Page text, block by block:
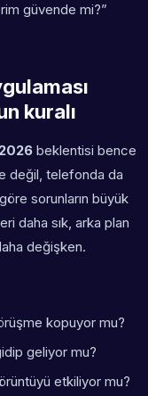
güvende mi?”
kuralı
beklentisi bence
değil, telefonda da
sorunların büyük
daha sık, arka plan
değişken.
kopuyor mu?
geliyor mu?
etkiliyor mu?